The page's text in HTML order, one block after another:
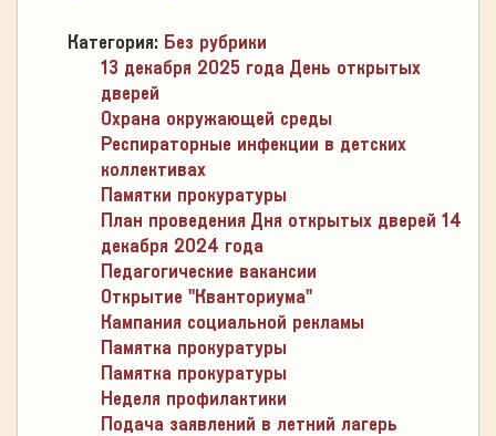
Категория: Без рубрики
13 декабря 2025 года День открытых
дверей
Охрана окружающей среды
Респираторные инфекции в детских
коллективах
Памятки прокуратуры
План проведения Дня открытых дверей 14
декабря 2024 года
Педагогические вакансии
Открытие "Кванториума"
Кампания социальной рекламы
Памятка прокуратуры
Памятка прокуратуры
Неделя профилактики
Подача заявлений в летний лагерь